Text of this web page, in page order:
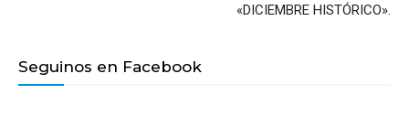
«DICIEMBRE HISTÓRICO».
Seguinos en Facebook